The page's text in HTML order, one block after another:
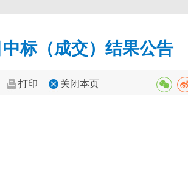
标（成交）结果公告
打印 关闭本页